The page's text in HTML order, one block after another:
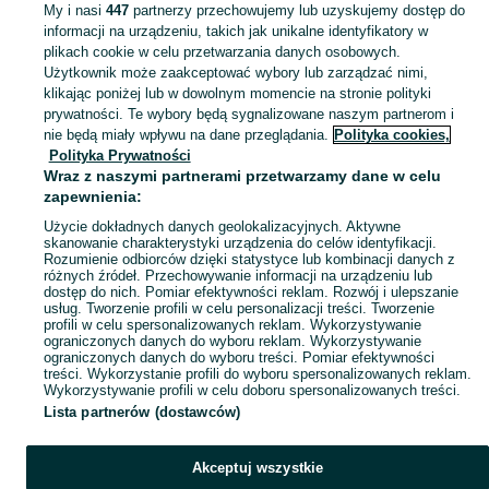
KATEGORIA
domek ogrodowy dla dzieci,basen z kulkami,zabawki ogrodowe,zabawki
Zobacz
Mapa kategorii
Mapa miejscowości
Mapa ministron
Popularne wyszukiwania
My i nasi 447partnerzy przechowujemy lub uzyskujemy dostęp do
informacji na urządzeniu, takich jak unikalne identyfikatory w
plikach cookie w celu przetwarzania danych osobowych.
Użytkownik może zaakceptować wybory lub zarządzać nimi,
klikając poniżej lub w dowolnym momencie na stronie polityki
prywatności. Te wybory będą sygnalizowane naszym partnerom i
nie będą miały wpływu na dane przeglądania. Polityka cookies,
Polityka Prywatności
Wraz z naszymi partnerami przetwarzamy dane w celu
zapewnienia:
Użycie dokładnych danych geolokalizacyjnych. Aktywne
skanowanie charakterystyki urządzenia do celów identyfikacji.
Rozumienie odbiorców dzięki statystyce lub kombinacji danych z
różnych źródeł. Przechowywanie informacji na urządzeniu lub
dostęp do nich. Pomiar efektywności reklam. Rozwój i ulepszanie
usług. Tworzenie profili w celu personalizacji treści. Tworzenie
profili w celu spersonalizowanych reklam. Wykorzystywanie
ograniczonych danych do wyboru reklam. Wykorzystywanie
ograniczonych danych do wyboru treści. Pomiar efektywności
treści. Wykorzystanie profili do wyboru spersonalizowanych reklam.
Wykorzystywanie profili w celu doboru spersonalizowanych treści.
Lista partnerów (dostawców)
Akceptuj wszystkie